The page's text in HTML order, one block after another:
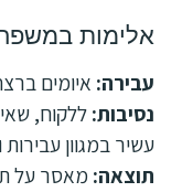
אלימות
עבירה: איומים
נסיבות:ללקוח,
עשיר במגוון
תוצאה:מאסר על